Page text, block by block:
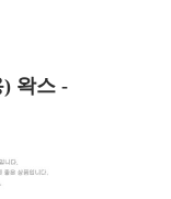
왁스 -